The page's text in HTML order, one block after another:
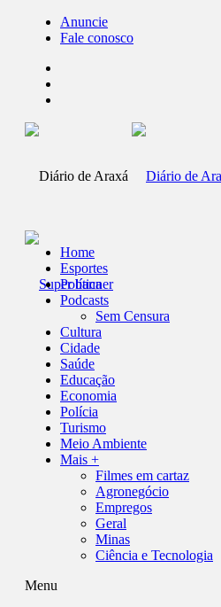
Anuncie
Fale conosco
Home
Esportes
Política
Podcasts
Sem Censura
Cultura
Cidade
Saúde
Educação
Economia
Polícia
Turismo
Meio Ambiente
Mais +
Filmes em cartaz
Agronegócio
Empregos
Geral
Minas
Ciência e Tecnologia
Menu